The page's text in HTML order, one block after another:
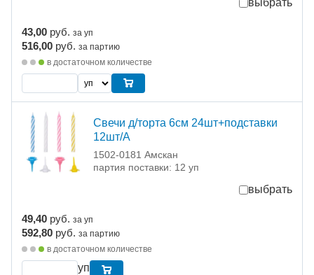
выбрать
43,00 руб. за уп
516,00 руб. за партию
в достаточном количестве
Свечи д/торта 6см 24шт+подставки
12шт/A
1502-0181 Амскан
партия поставки: 12 уп
выбрать
49,40 руб. за уп
592,80 руб. за партию
в достаточном количестве
уп